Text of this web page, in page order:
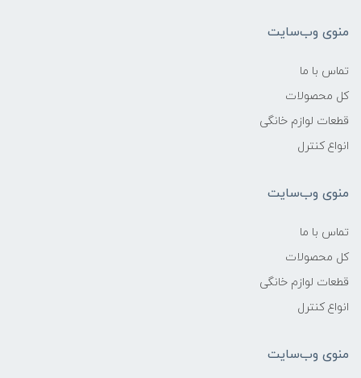
منوی وب‌سایت
تماس با ما
کل محصولات
قطعات لوازم خانگی
انواع کنترل
منوی وب‌سایت
تماس با ما
کل محصولات
قطعات لوازم خانگی
انواع کنترل
منوی وب‌سایت